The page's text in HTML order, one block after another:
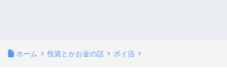
ホーム 投資とかお金の話 ポイ活